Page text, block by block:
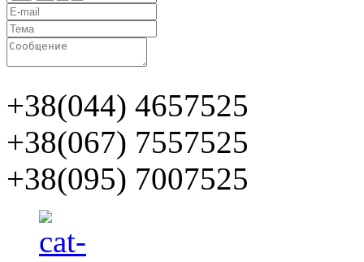
+38(044) 4657525
+38(067) 7557525
+38(095) 7007525